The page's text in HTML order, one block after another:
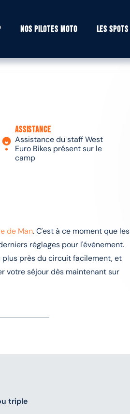
Nos pilotes moto Les spots
Assistance
Assistance du staff West
Euro Bikes présent sur le
camp
de Man. C'est à ce moment que les
réglages pour l'évènement.
près du circuit facilement, et
votre séjour dès maintenant sur
triple